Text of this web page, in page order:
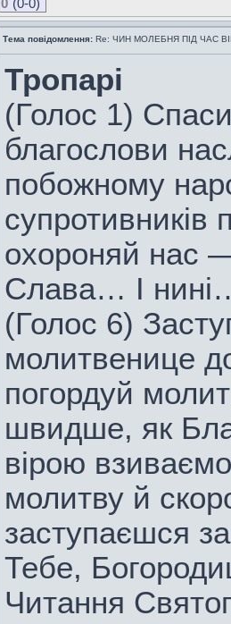
0 (0-0)
Тема повідомлення: Re: ЧИН МОЛЕБНЯ ПIД ЧАС
Тропарі
(Голос 1)
благослови
побожному
супротивників
охороняй нас
Слава… І
(Голос 6)
молитвенице
погордуй
швидше, як
вiрою
молитву й
заступаєшся
Тебе,
Читання